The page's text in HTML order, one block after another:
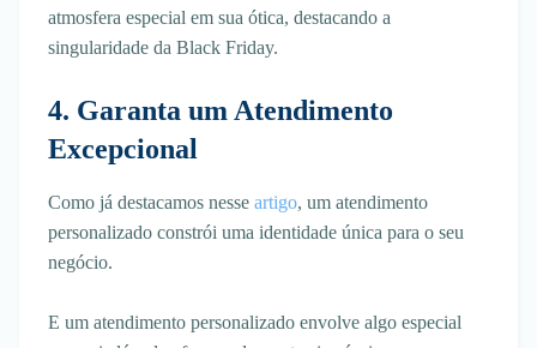
atmosfera especial em sua ótica, destacando a
singularidade da Black Friday.
4. Garanta um Atendimento
Excepcional
Como já destacamos nesse artigo, um atendimento
personalizado constrói uma identidade única para o seu
negócio.
E um atendimento personalizado envolve algo especial